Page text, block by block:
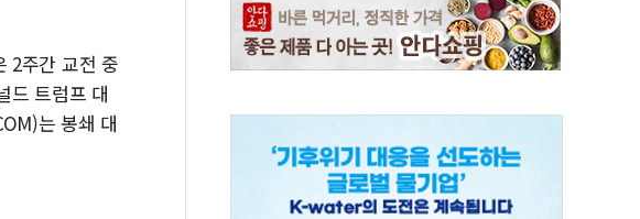
2주간 교전 중
드 트럼프 대
는 봉쇄 대